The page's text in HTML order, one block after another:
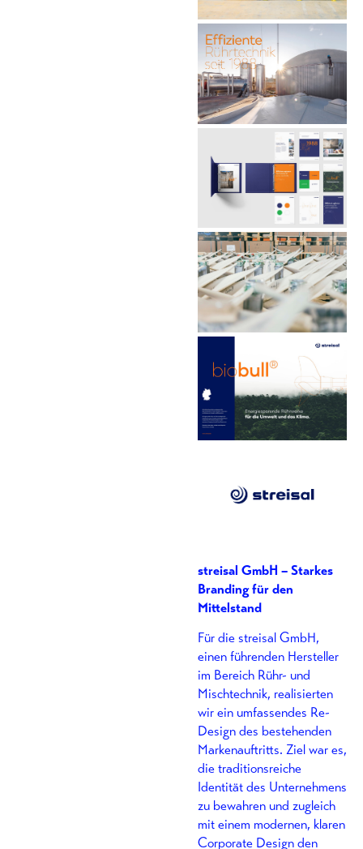
streisal GmbH – Starkes
Branding für den
Mittelstand
Für die streisal GmbH,
einen führenden Hersteller
im Bereich Rühr- und
Mischtechnik, realisierten
wir ein umfassendes Re-
Design des bestehenden
Markenauftritts. Ziel war es,
die traditionsreiche
Identität des Unternehmens
zu bewahren und zugleich
mit einem modernen, klaren
Corporate Design den